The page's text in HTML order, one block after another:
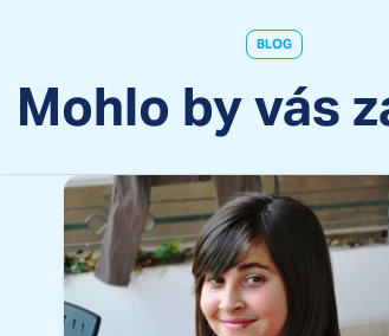
BLOG
Mohlo by vás